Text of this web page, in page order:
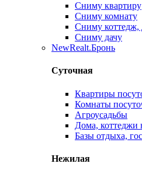
Сниму квартиру
Сниму комнату
Сниму коттедж,
Сниму дачу
NewRealt.Бронь
Суточная
Квартиры
Комнаты
Агроусадьбы
Дома, коттеджи
Базы отдыха,
Нежилая